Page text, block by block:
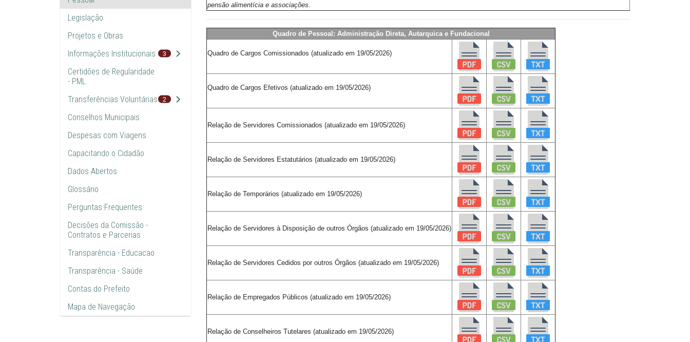
Legislação
Projetos e Obras
Informações Institucionais
3
Certidões de Regularidade
- PML
Transferências Voluntárias
2
Conselhos Municipais
Despesas com Viagens
Capacitando o Cidadão
Dados Abertos
Glossário
Perguntas Frequentes
Decisões da Comissão -
Contratos e Parcerias
Transparência - Educacao
Transparência - Saúde
Contas do Prefeito
Mapa de Navegação
pensão alimentícia e associações.
Quadro de Pessoal: Administração Direta, Autarquica e Fundacional
Quadro de Cargos Comissionados (atualizado em 19/05/2026)
Quadro de Cargos Efetivos (atualizado em 19/05/2026)
Relação de Servidores Comissionados (atualizado em 19/05/2026)
Relação de Servidores Estatutários (atualizado em 19/05/2026)
Relação de Temporários (atualizado em 19/05/2026)
Relação de Servidores à Disposição de outros Órgãos (atualizado em 19/05/2026)
Relação de Servidores Cedidos por outros Órgãos (atualizado em 19/05/2026)
Relação de Empregados Públicos (atualizado em 19/05/2026)
Relação de Conselheiros Tutelares (atualizado em 19/05/2026)